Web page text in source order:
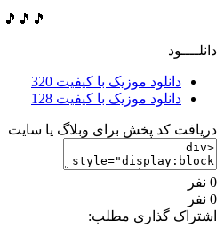
🎵🎵🎵
دانلــــود
دانلود موزیک با کیفیت 320
دانلود موزیک با کیفیت 128
دریافت کد پخش برای وبلاگ یا سایت
0 نفر
0 نفر
اشتراک گذاری مطلب: